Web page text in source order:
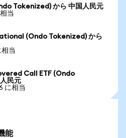
Tokenized) から 中国人民元
当
(Ondo Tokenized) から
当
Call ETF (Ondo
民元
に相当
能